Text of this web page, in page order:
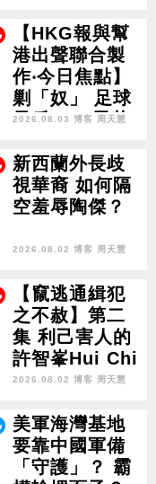
訂規則
【HKG報與幫
港出聲聯合製
作‧今日焦點】
剿「奴」 足球
界反FIFA恩芬
球反特朗普
2026.08.03 博客 周天慧
新西蘭外長歧
視華裔 如何隔
空羞辱陶傑？
2026.08.02 博客 周天慧
【竄逃通緝犯
之不赦】第二
集 利己害人的
許智峯Hui Chi
-fung, Ted: S
omes at Othe
rs' Expense
2026.08.02 博客 周天慧
美軍海灣基地
要靠中國軍備
「守護」？ 霸